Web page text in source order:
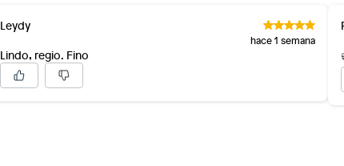
Leydy
hace 1 semana
Lindo, regio. Fino